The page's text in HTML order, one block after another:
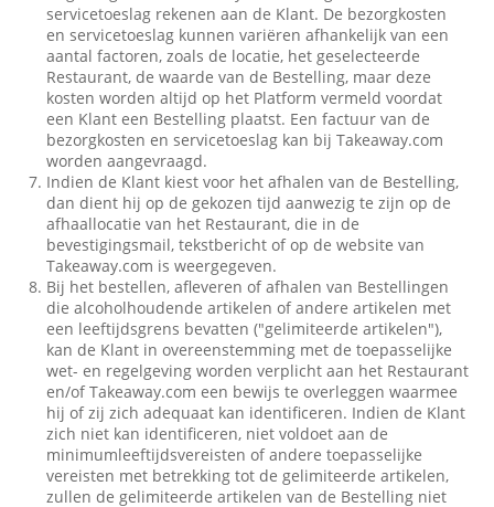
servicetoeslag rekenen aan de Klant. De bezorgkosten
en servicetoeslag kunnen variëren afhankelijk van een
aantal factoren, zoals de locatie, het geselecteerde
Restaurant, de waarde van de Bestelling, maar deze
kosten worden altijd op het Platform vermeld voordat
een Klant een Bestelling plaatst. Een factuur van de
bezorgkosten en servicetoeslag kan bij Takeaway.com
worden aangevraagd.
Indien de Klant kiest voor het afhalen van de Bestelling,
dan dient hij op de gekozen tijd aanwezig te zijn op de
afhaallocatie van het Restaurant, die in de
bevestigingsmail, tekstbericht of op de website van
Takeaway.com is weergegeven.
Bij het bestellen, afleveren of afhalen van Bestellingen
die alcoholhoudende artikelen of andere artikelen met
een leeftijdsgrens bevatten ("gelimiteerde artikelen"),
kan de Klant in overeenstemming met de toepasselijke
wet- en regelgeving worden verplicht aan het Restaurant
en/of Takeaway.com een bewijs te overleggen waarmee
hij of zij zich adequaat kan identificeren. Indien de Klant
zich niet kan identificeren, niet voldoet aan de
minimumleeftijdsvereisten of andere toepasselijke
vereisten met betrekking tot de gelimiteerde artikelen,
zullen de gelimiteerde artikelen van de Bestelling niet